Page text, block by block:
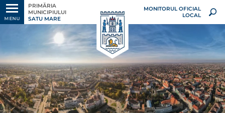
MENU
PRIMĂRIA
MUNICIPIULUI
SATU MARE
MONITORUL OFICIAL
LOCAL